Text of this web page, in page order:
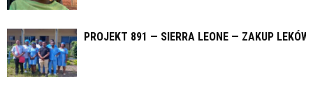
PROJEKT 891 — SIERRA LEONE — ZAKUP LEKÓW